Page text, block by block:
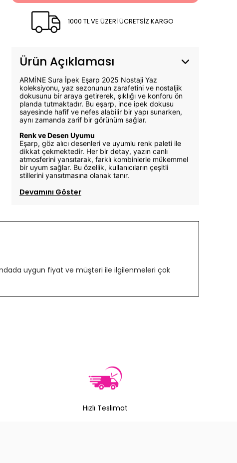
1000 TL VE ÜZERİ ÜCRETSİZ KARGO
Ürün Açıklaması
ARMİNE Sura İpek Eşarp 2025 Nostaji Yaz
koleksiyonu, yaz sezonunun zarafetini ve nostaljik
dokusunu bir araya getirerek, şıklığı ve konforu ön
planda tutmaktadır. Bu eşarp, ince ipek dokusu
sayesinde hafif ve nefes alabilir bir yapı sunarken,
aynı zamanda zarif bir görünüm sağlar.
Renk ve Desen Uyumu
Eşarp, göz alıcı desenleri ve uyumlu renk paleti ile
dikkat çekmektedir. Her bir detay, yazın canlı
atmosferini yansıtarak, farklı kombinlerle mükemmel
bir uyum sağlar. Bu özellik, kullanıcıların çeşitli
stillerini yansıtmasına olanak tanır.
Devamını Göster
uygun fiyat ve müşteri ile ilgilenmeleri çok
Hızlı Teslimat